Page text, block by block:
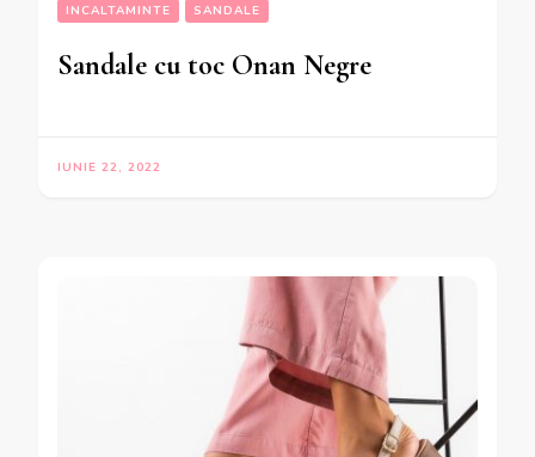
INCALTAMINTE SANDALE
Sandale cu toc Onan Negre
IUNIE 22, 2022